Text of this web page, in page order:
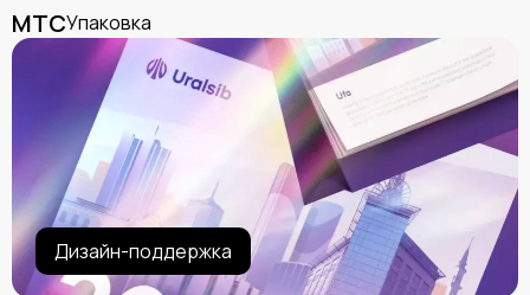
МТСУпаковка
Дизайн-поддержка